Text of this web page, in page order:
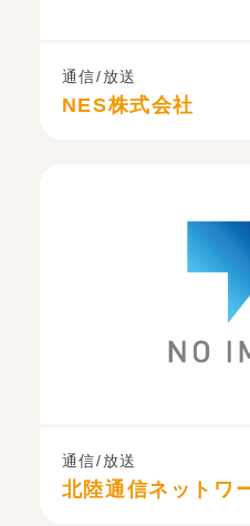
通信/放送
NES株式会社
通信/放送
北陸通信ネットワ